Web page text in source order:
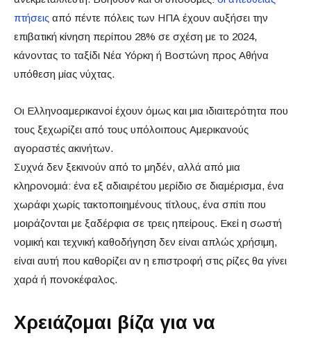
πτήσεις από πέντε πόλεις των ΗΠΑ έχουν αυξήσει την
επιβατική κίνηση περίπου 28% σε σχέση με το 2024,
κάνοντας το ταξίδι Νέα Υόρκη ή Βοστώνη προς Αθήνα
υπόθεση μίας νύχτας.
Οι Ελληνοαμερικανοί έχουν όμως και μια ιδιαιτερότητα που
τους ξεχωρίζει από τους υπόλοιπους Αμερικανούς
αγοραστές ακινήτων.
Συχνά δεν ξεκινούν από το μηδέν, αλλά από μια
κληρονομιά: ένα εξ αδιαιρέτου μερίδιο σε διαμέρισμα, ένα
χωράφι χωρίς τακτοποιημένους τίτλους, ένα σπίτι που
μοιράζονται με ξαδέρφια σε τρεις ηπείρους. Εκεί η σωστή
νομική και τεχνική καθοδήγηση δεν είναι απλώς χρήσιμη,
είναι αυτή που καθορίζει αν η επιστροφή στις ρίζες θα γίνει
χαρά ή πονοκέφαλος.
Χρειάζομαι βίζα για να